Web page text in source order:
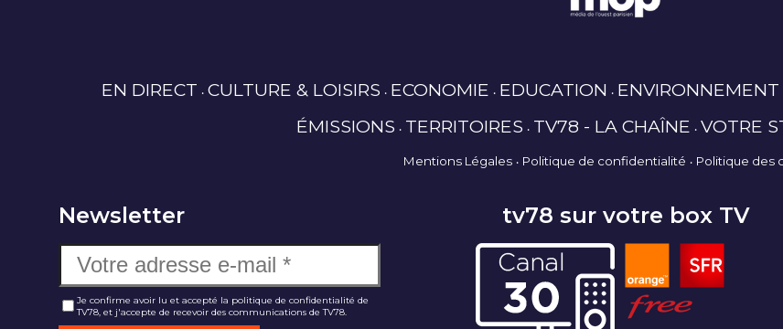
EN DIRECT CULTURE & LOISIRS ECONOMIE EDUCATION ENVIRONNEMENT
ÉMISSIONS TERRITOIRES TV78 - LA CHAÎNE VOTRE
Mentions Légales Politique de confidentialité Politique des
Newsletter
Je confirme avoir lu et accepté la politique de confidentialité de
TV78, et j'accepte de recevoir des communications de TV78.
tv78 sur votre box TV